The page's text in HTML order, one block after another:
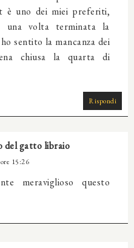
uno dei miei preferiti,
una volta terminata la
sentito la mancanza dei
chiusa la quarta di
Rispondi
del gatto libraio
15:26
meraviglioso questo